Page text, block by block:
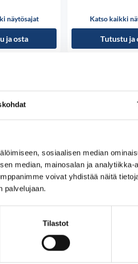
sosiaalisen median
median, mainosalan ja analytiikka-
voivat yhdistää näitä
palvelujaan.
Tilastot
näytösajat
ja osta
Katso kaikki
Tutustu ja